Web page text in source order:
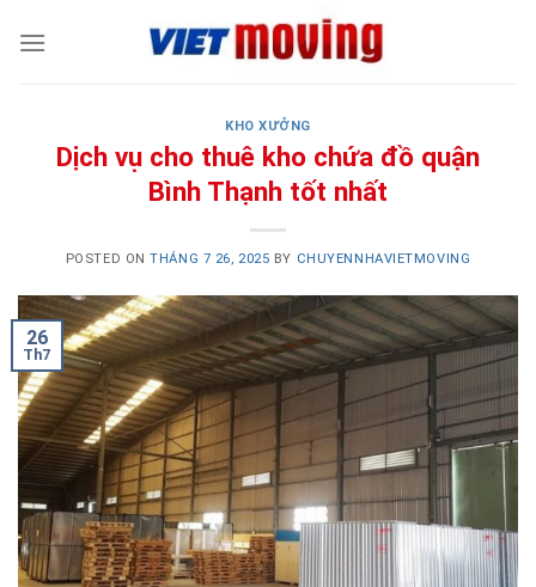
KHO XƯỞNG
Dịch vụ cho thuê kho chứa đồ quận
Bình Thạnh tốt nhất
POSTED ONTHÁNG 7 26, 2025 BY CHUYENNHAVIETMOVING
26
Th7